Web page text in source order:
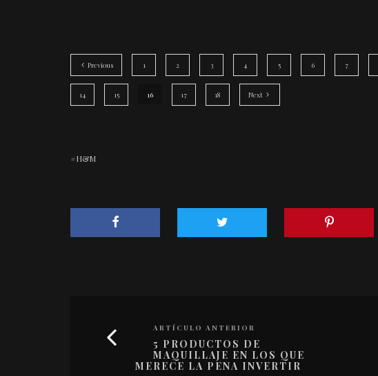
Previous 1 2 3 4 5 6 7
14 15 16 17 18 Next
H&M
ARTÍCULO ANTERIOR
5 PRODUCTOS DE
MAQUILLAJE EN LOS QUE
MERECE LA PENA INVERTIR